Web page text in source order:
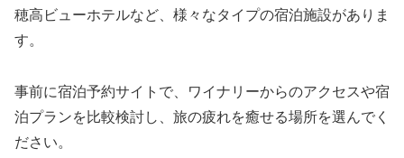
穂高ビューホテルなど、様々なタイプの宿泊施設がありま
す。
事前に宿泊予約サイトで、ワイナリーからのアクセスや宿
泊プランを比較検討し、旅の疲れを癒せる場所を選んでく
ださい。